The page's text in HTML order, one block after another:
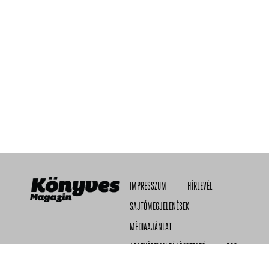
IMPRESSZUM
HÍRLEVÉL
SAJTÓMEGJELENÉSEK
MÉDIAAJÁNLAT